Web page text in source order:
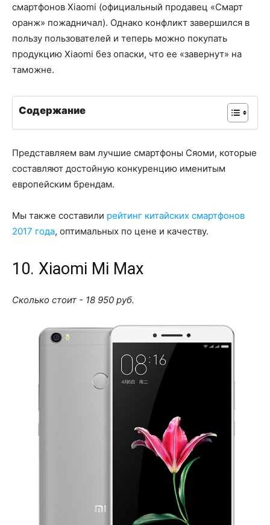
смартфонов Xiaomi (официальный продавец «Смарт
оранж» пожадничал). Однако конфликт завершился в
пользу пользователей и теперь можно покупать
продукцию Xiaomi без опаски, что ее «завернут» на
таможне.
Содержание
Представляем вам лучшие смартфоны Сяоми, которые
составляют достойную конкуренцию именитым
европейским брендам.
Мы также составили рейтинг китайских смартфонов
2017 года, оптимальных по цене и качеству.
10. Xiaomi Mi Max
Сколько стоит - 18 950 руб.